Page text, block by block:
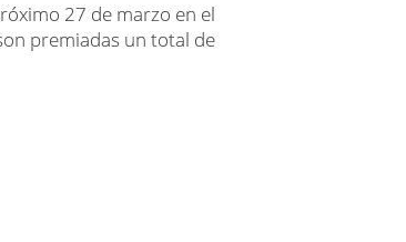
27 de marzo en el
premiadas un total de